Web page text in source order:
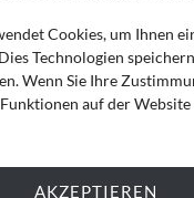
Cookies, um Ihnen
Technologien
Wenn Sie Ihre
auf der
AKZEPTIEREN
Kundeninformationen
(EU) Impressum
WIDERRUFEN